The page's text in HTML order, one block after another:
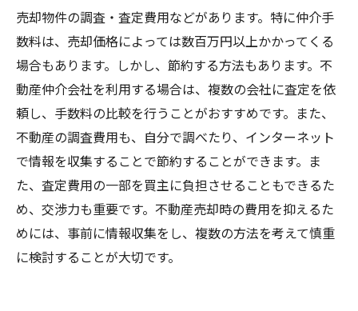
売却物件の調査・査定費用などがあります。特に仲介手
数料は、売却価格によっては数百万円以上かかってくる
場合もあります。しかし、節約する方法もあります。不
動産仲介会社を利用する場合は、複数の会社に査定を依
頼し、手数料の比較を行うことがおすすめです。また、
不動産の調査費用も、自分で調べたり、インターネット
で情報を収集することで節約することができます。ま
た、査定費用の一部を買主に負担させることもできるた
め、交渉力も重要です。不動産売却時の費用を抑えるた
めには、事前に情報収集をし、複数の方法を考えて慎重
に検討することが大切です。